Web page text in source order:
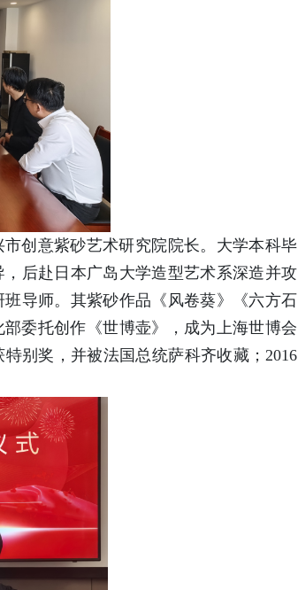
创意紫砂艺术研究院院长。大学本科毕
后赴日本广岛大学造型艺术系深造并攻
导师。其紫砂作品《风卷葵》《六方石
委托创作《世博壶》，成为上海世博会
别奖，并被法国总统萨科齐收藏；2016